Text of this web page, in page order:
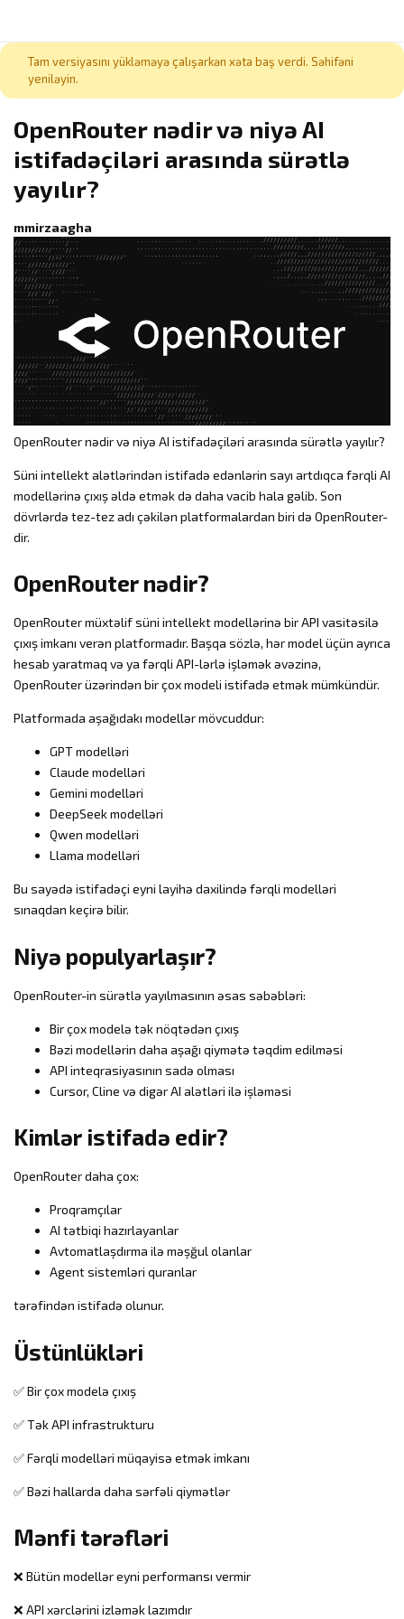
Tam versiyasını yükləməyə çalışarkən xəta baş verdi. Səhifəni
yeniləyin.
OpenRouter nədir və niyə AI
istifadəçiləri arasında sürətlə
yayılır?
mmirzaagha
OpenRouter nədir və niyə AI istifadəçiləri arasında sürətlə yayılır?
Süni intellekt alətlərindən istifadə edənlərin sayı artdıqca fərqli AI
modellərinə çıxış əldə etmək də daha vacib hala gəlib. Son
dövrlərdə tez-tez adı çəkilən platformalardan biri də OpenRouter-
dir.
OpenRouter nədir?
OpenRouter müxtəlif süni intellekt modellərinə bir API vasitəsilə
çıxış imkanı verən platformadır. Başqa sözlə, hər model üçün ayrıca
hesab yaratmaq və ya fərqli API-lərlə işləmək əvəzinə,
OpenRouter üzərindən bir çox modeli istifadə etmək mümkündür.
Platformada aşağıdakı modellər mövcuddur:
GPT modelləri
Claude modelləri
Gemini modelləri
DeepSeek modelləri
Qwen modelləri
Llama modelləri
Bu sayədə istifadəçi eyni layihə daxilində fərqli modelləri
sınaqdan keçirə bilir.
Niyə populyarlaşır?
OpenRouter-in sürətlə yayılmasının əsas səbəbləri:
Bir çox modelə tək nöqtədən çıxış
Bəzi modellərin daha aşağı qiymətə təqdim edilməsi
API inteqrasiyasının sadə olması
Cursor, Cline və digər AI alətləri ilə işləməsi
Kimlər istifadə edir?
OpenRouter daha çox:
Proqramçılar
AI tətbiqi hazırlayanlar
Avtomatlaşdırma ilə məşğul olanlar
Agent sistemləri quranlar
tərəfindən istifadə olunur.
Üstünlükləri
✅ Bir çox modelə çıxış
✅ Tək API infrastrukturu
✅ Fərqli modelləri müqayisə etmək imkanı
✅ Bəzi hallarda daha sərfəli qiymətlər
Mənfi tərəfləri
❌ Bütün modellər eyni performansı vermir
❌ API xərclərini izləmək lazımdır